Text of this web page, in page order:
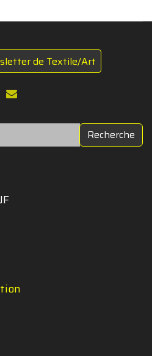
de Textile/Art
Recherche